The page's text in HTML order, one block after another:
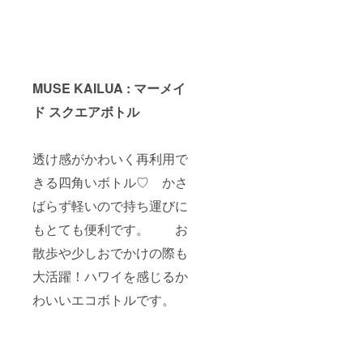
MUSE KAILUA : マーメイ
ド スクエアボトル
透け感がかわいく再利用で
きる四角いボトル♡ かさ
ばらず軽いので持ち運びに
もとても便利です。 お
散歩や少しおでかけの際も
大活躍！ハワイを感じるか
わいいエコボトルです。